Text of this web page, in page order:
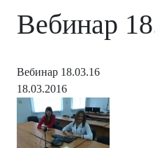
Вебинар
Вебинар 18.03.16
18.03.2016